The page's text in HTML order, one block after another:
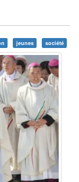
jeunes société